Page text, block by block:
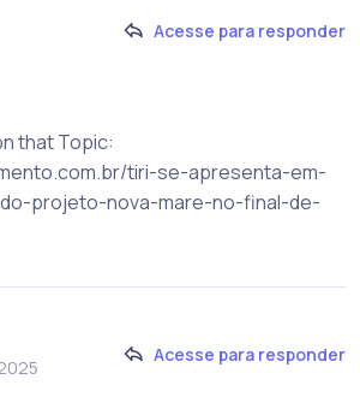
Acesse para responder
that Topic:
tiri-se-apresenta-em-
projeto-nova-mare-no-final-de-
Acesse para responder